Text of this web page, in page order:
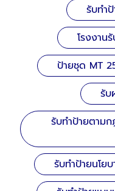
รับทำ
โรงงาน
ป้ายชุด MT
รับ
รับทำป้ายตาม
รับทำป้ายนโย